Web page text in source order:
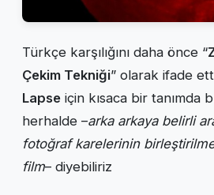
Türkçe karşılığını daha önce “
Çekim Tekniği” olarak ifade
Lapse için kısaca bir tanımda
herhalde –arka arkaya belirli
fotoğraf karelerinin
film– diyebiliriz